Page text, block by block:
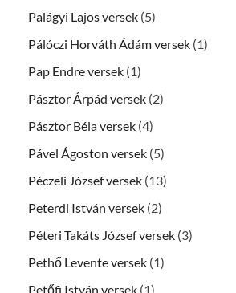
Palágyi Lajos versek (5)
Pálóczi Horváth Ádám versek (1)
Pap Endre versek (1)
Pásztor Árpád versek (2)
Pásztor Béla versek (4)
Pável Ágoston versek (5)
Péczeli József versek (13)
Peterdi István versek (2)
Péteri Takáts József versek (3)
Pethő Levente versek (1)
Petőfi István versek (1)